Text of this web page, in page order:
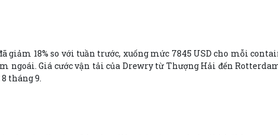
giảm 18% so với tuần trước, xuống mức 7845 USD cho mỗi
ngoái. Giá cước vận tải của Drewry từ Thượng Hải đến
tháng 9.